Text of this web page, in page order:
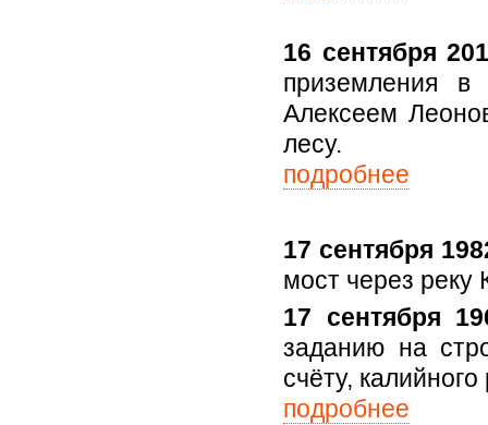
16 сентября
приземления в
Алексеем
лесу.
подробнее
17 сентября
мост через реку
17 сентября
заданию на
счёту,
подробнее